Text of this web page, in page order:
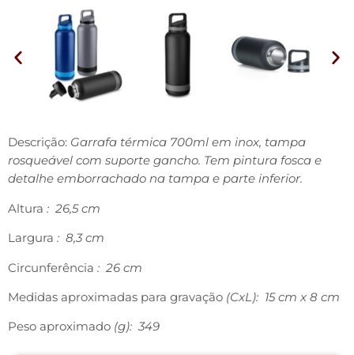
Descrição: Garrafa térmica 700ml em inox, tampa
rosqueável com suporte gancho. Tem pintura fosca e
detalhe emborrachado na tampa e parte inferior.
Altura : 26,5 cm
Largura : 8,3 cm
Circunferência : 26 cm
Medidas aproximadas para gravação (CxL): 15 cm x 8 cm
Peso aproximado (g): 349